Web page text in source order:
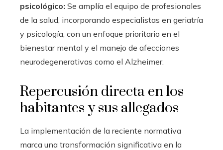
psicológico: Se amplía el equipo de profesionales
de la salud, incorporando especialistas en geriatría
y psicología, con un enfoque prioritario en el
bienestar mental y el manejo de afecciones
neurodegenerativas como el Alzheimer.
Repercusión directa en los
habitantes y sus allegados
La implementación de la reciente normativa
marca una transformación significativa en la